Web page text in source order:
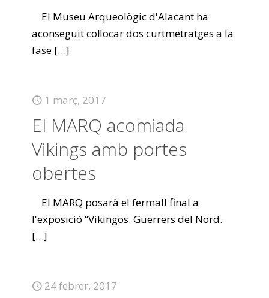
El Museu Arqueològic d'Alacant ha
aconseguit col·locar dos curtmetratges a la
fase […]
1 març, 2017
El MARQ acomiada
Vikings amb portes
obertes
El MARQ posarà el fermall final a
l'exposició “Vikingos. Guerrers del Nord.
[…]
24 febrer, 2017